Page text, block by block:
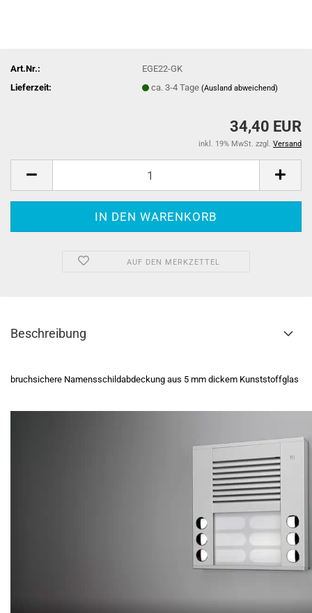
Art.Nr.:
EGE22-GK
Lieferzeit:
ca. 3-4 Tage(Ausland abweichend)
34,40 EUR
inkl. 19% MwSt. zzgl. Versand
AUF DEN MERKZETTEL
Beschreibung
bruchsichere Namensschildabdeckung aus 5 mm dickem Kunststoffglas